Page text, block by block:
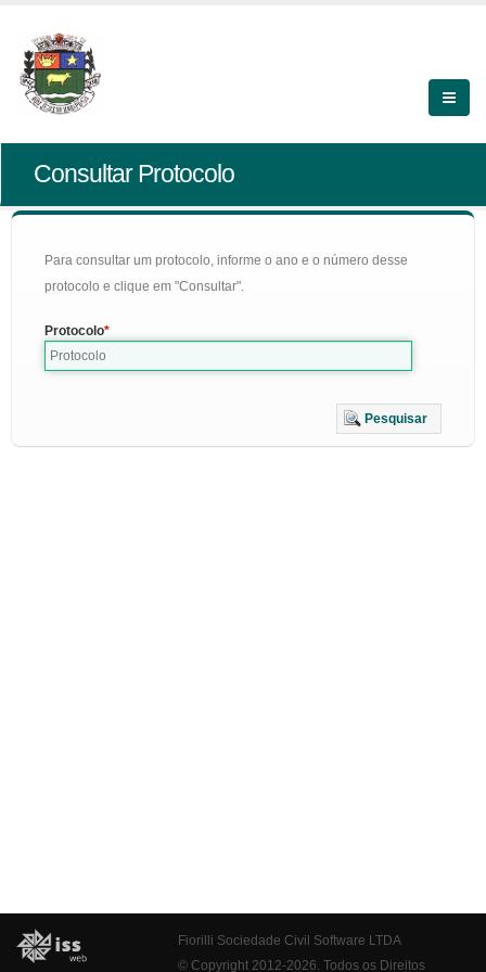
Consultar Protocolo
Para consultar um protocolo, informe o ano e o número desse
protocolo e clique em "Consultar".
Protocolo
Pesquisar
Fiorilli Sociedade Civil Software LTDA
© Copyright 2012-2026. Todos os Direitos